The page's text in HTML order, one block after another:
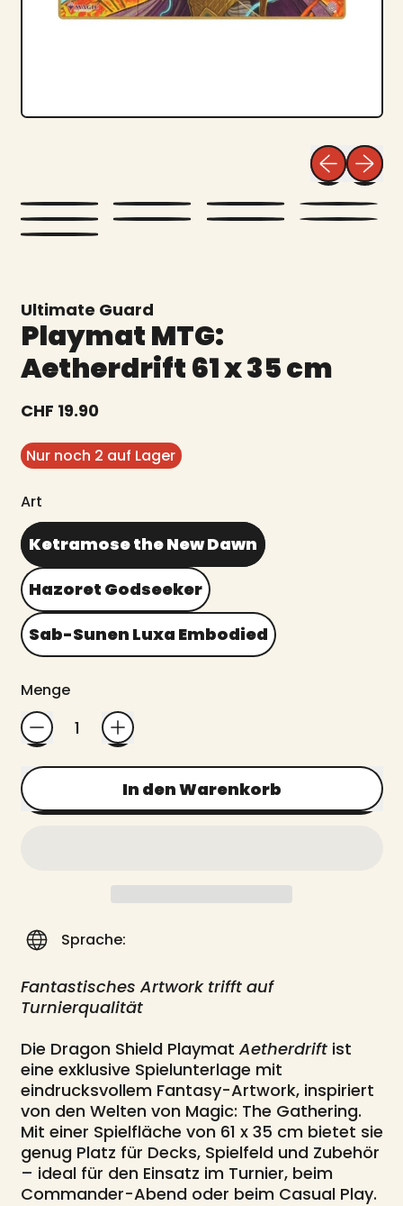
Vorheriges
Ultimate Guard
Playmat MTG:
Aetherdrift 61 x 35 cm
Normaler Preis
CHF 19.90
Nur noch 2 auf Lager
Art
Ketramose the New Dawn
Hazoret Godseeker
Sab-Sunen Luxa Embodied
Menge
In den Warenkorb
Sprache:
Fantastisches Artwork trifft auf
Turnierqualität
Die Dragon Shield Playmat Aetherdriftist
eine exklusive Spielunterlage mit
eindrucksvollem Fantasy-Artwork, inspiriert
von den Welten von Magic: The Gathering.
Mit einer Spielfläche von 61 x 35 cm bietet sie
genug Platz für Decks, Spielfeld und Zubehör
– ideal für den Einsatz im Turnier, beim
Commander-Abend oder beim Casual Play.